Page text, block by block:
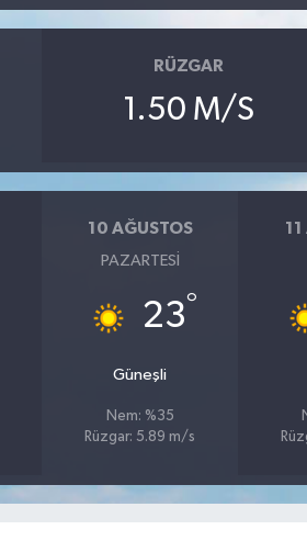
RÜZGAR
1.50 M/S
10 AĞUSTOS
PAZARTESI
23°
Güneşli
Nem: %35
Rüzgar: 5.89 m/s
11